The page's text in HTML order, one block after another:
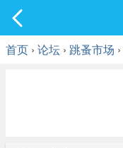
首页 › 论坛 › 跳蚤市场 ›